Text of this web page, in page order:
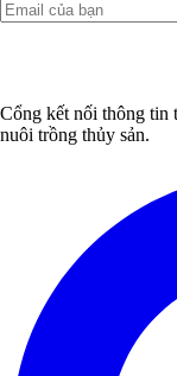
Cổng kết nối thông tin
nuôi trồng thủy sản.